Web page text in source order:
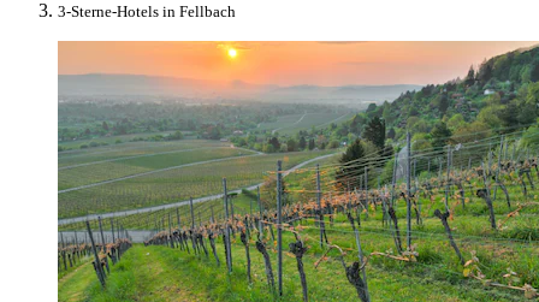
3-Sterne-Hotels in Fellbach